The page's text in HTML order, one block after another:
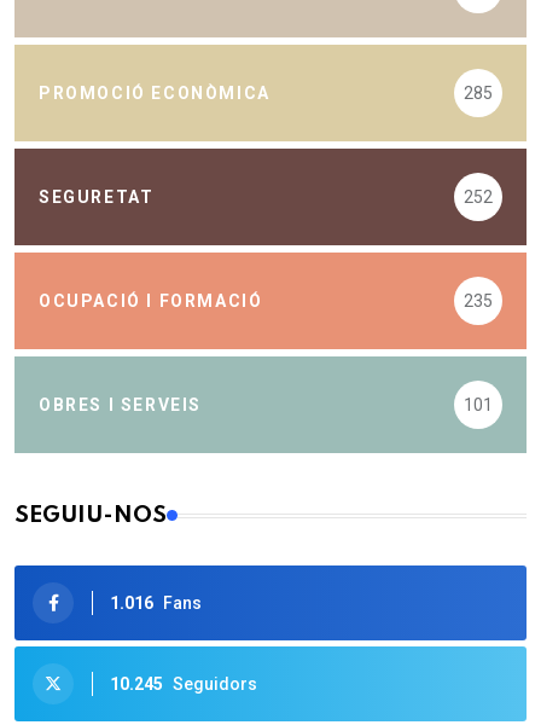
PROMOCIÓ ECONÒMICA 285
SEGURETAT 252
OCUPACIÓ I FORMACIÓ 235
OBRES I SERVEIS 101
SEGUIU-NOS
1.016 Fans
10.245 Seguidors